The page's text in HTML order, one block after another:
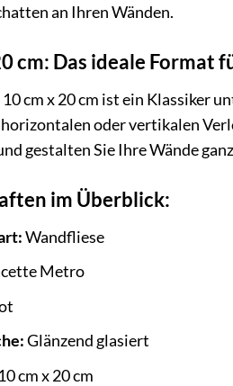
an Ihren Wänden.
cm: Das ideale
cm x 20 cm ist ein Klassiker
oder vertikalen
gestalten Sie Ihre Wände
im Überblick:
Wandfliese
Metro
Glänzend glasiert
10 cm x 20 cm